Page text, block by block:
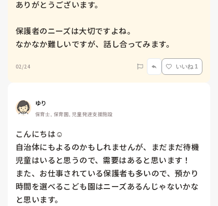
ありがとうございます。
保護者のニーズは大切ですよね。
なかなか難しいですが、話し合ってみます。
02/24 いいね 1
ゆり
保育士, 保育園, 児童発達支援施設
こんにちは☺️
自治体にもよるのかもしれませんが、まだまだ待機
児童はいると思うので、需要はあると思います！
また、お仕事されている保護者も多いので、預かり
時間を選べるこども園はニーズあるんじゃないかな
と思います。